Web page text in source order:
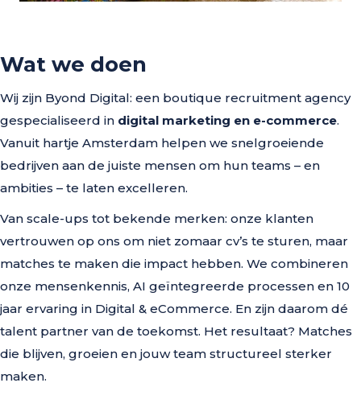
Wat we doen
Wij zijn Byond Digital: een boutique recruitment agency
gespecialiseerd in digital marketing en e-commerce.
Vanuit hartje Amsterdam helpen we snelgroeiende
bedrijven aan de juiste mensen om hun teams – en
ambities – te laten excelleren.
Van scale-ups tot bekende merken: onze klanten
vertrouwen op ons om niet zomaar cv’s te sturen, maar
matches te maken die impact hebben. We combineren
onze mensenkennis, AI geïntegreerde processen en 10
jaar ervaring in Digital & eCommerce. En zijn daarom dé
talent partner van de toekomst. Het resultaat? Matches
die blijven, groeien en jouw team structureel sterker
maken.